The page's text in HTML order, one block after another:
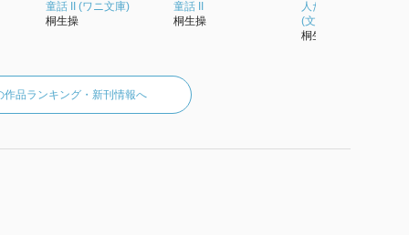
童話 II (ワニ文庫)
桐生操
童話 II
桐生操
人たち 世界悪女大全
(文春文庫)
桐生操
作品ランキング・新刊情報へ